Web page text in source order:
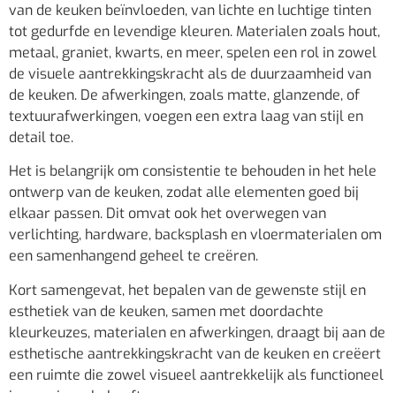
van de keuken beïnvloeden, van lichte en luchtige tinten
tot gedurfde en levendige kleuren. Materialen zoals hout,
metaal, graniet, kwarts, en meer, spelen een rol in zowel
de visuele aantrekkingskracht als de duurzaamheid van
de keuken. De afwerkingen, zoals matte, glanzende, of
textuurafwerkingen, voegen een extra laag van stijl en
detail toe.
Het is belangrijk om consistentie te behouden in het hele
ontwerp van de keuken, zodat alle elementen goed bij
elkaar passen. Dit omvat ook het overwegen van
verlichting, hardware, backsplash en vloermaterialen om
een samenhangend geheel te creëren.
Kort samengevat, het bepalen van de gewenste stijl en
esthetiek van de keuken, samen met doordachte
kleurkeuzes, materialen en afwerkingen, draagt bij aan de
esthetische aantrekkingskracht van de keuken en creëert
een ruimte die zowel visueel aantrekkelijk als functioneel